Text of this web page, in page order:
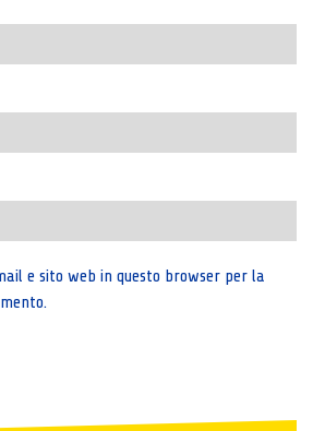
e sito web in questo browser per la